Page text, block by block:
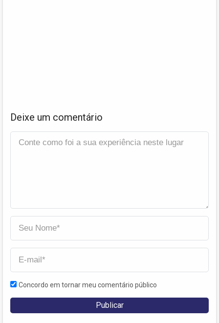
Deixe um comentário
Concordo em tornar meu comentário público